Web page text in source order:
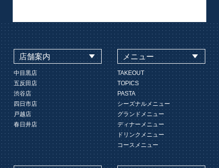
店舗案内
中目黒店
五反田店
渋谷店
四日市店
戸越店
春日井店
メニュー
TAKEOUT
TOPICS
PASTA
シーズナルメニュー
グランドメニュー
ディナーメニュー
ドリンクメニュー
コースメニュー